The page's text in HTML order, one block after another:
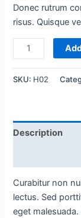
Donec rutrum
risus. Quisque
H1103A
Smart
SKU: H02
Description
Curabitur non
lectus. Sed
eget